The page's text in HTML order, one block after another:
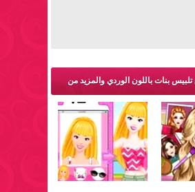
بنات باللون الوردي والمزيد من